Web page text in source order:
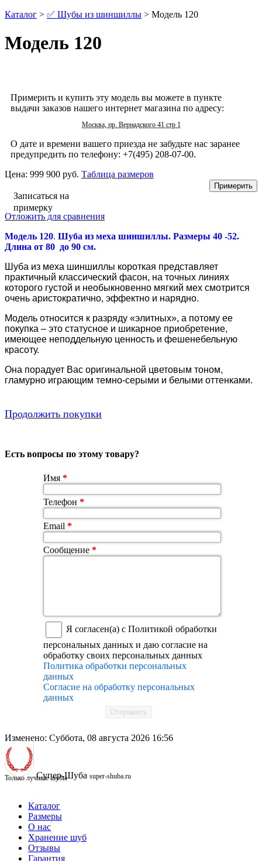
Каталог > ✅ Шубы из шиншиллы > Модель 120
Модель 120
Примерить и купить эту модель вы можете в пункте
выдачи заказов нашего интернет магазина по адресу:
Москва, пр. Вернадского 41 стр 1
О дате и времени вашего приезда не забудьте нас заранее
предупредить по телефону: +7(495) 208-07-00.
Цена: 999 900 руб. Таблица размеров
Записаться на
примерку
Отложить для сравнения
Модель 120. Шуба из меха шиншиллы. Размеры 40 -52.
Длина от 80 до 90 см.
Шуба из меха шиншиллы короткая представляет
практичный классический фасон, на точных линиях
которого густой и необыкновенно мягкий мех смотрится
очень аристократично, эффектно и нарядно.
Модель относится к разряду «элитных», а потому ее
покупка – это статусное и шикарное приобретение,
имеющее неподдельную ценность и фешенебельную
красоту.
Она порадует Вас оригинальной цветовым тоном,
гламурно играющим темно-серыми и белыми оттенками.
Продолжить покупки
Есть вопросы по этому товару?
Имя *
Телефон *
Email *
Сообщение *
Я согласен(а) с Политикой обработки
персональных данных и даю согласие на
обработку своих персональных данных
Политика обработки персональных
данных
Согласие на обработку персональных
данных
Отправить
Изменено: Суббота, 08 августа 2026 16:56
Супер-Шуба super-shuba.ru
Только лучшие шубы
Каталог
Размеры
О нас
Хранение шуб
Отзывы
Гарантия